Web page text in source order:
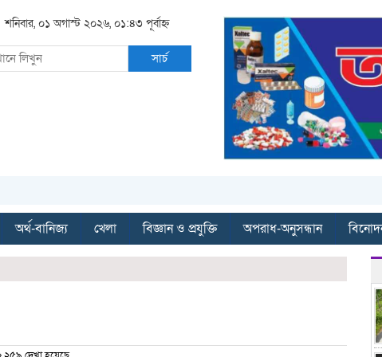
শনিবার, ০১ অগাস্ট ২০২৬, ০১:৪৩ পূর্বাহ্ন
সার্চ
অর্থ-বানিজ্য খেলা বিজ্ঞান ও প্রযুক্তি অপরাধ-অনুসন্ধান